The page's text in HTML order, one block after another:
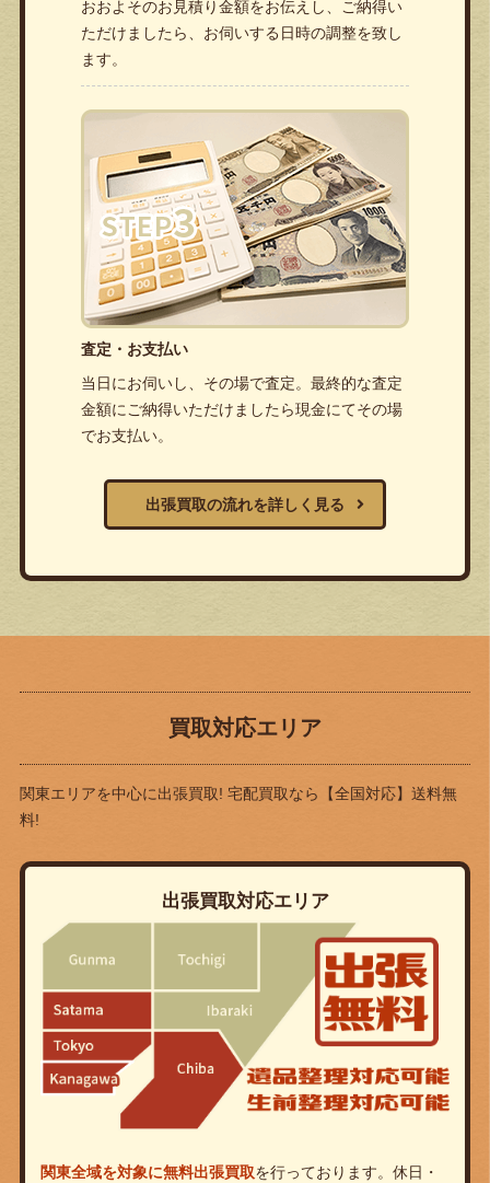
おおよそのお見積り金額をお伝えし、ご納得い
ただけましたら、お伺いする日時の調整を致し
ます。
査定・お支払い
当日にお伺いし、その場で査定。最終的な査定
金額にご納得いただけましたら現金にてその場
でお支払い。
出張買取の流れを詳しく見る
買取対応エリア
関東エリアを中心に出張買取! 宅配買取なら
【全国対応】送料無
料!
出張買取対応エリア
関東全域を対象に無料出張買取を行っております。休日・